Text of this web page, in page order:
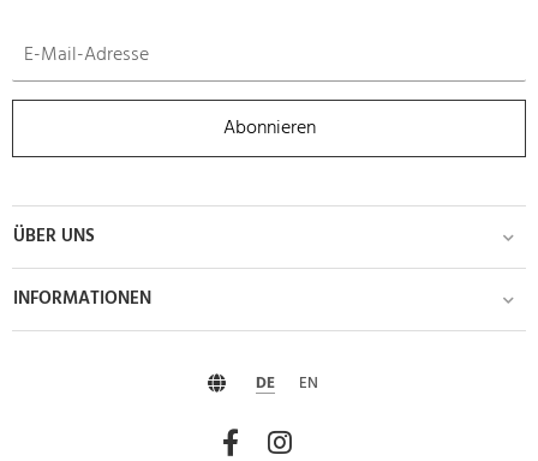
Abonnieren
ÜBER UNS
INFORMATIONEN
DE EN